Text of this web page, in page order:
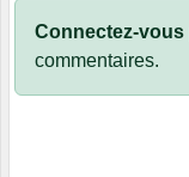
Connectez-vous
commentaires.